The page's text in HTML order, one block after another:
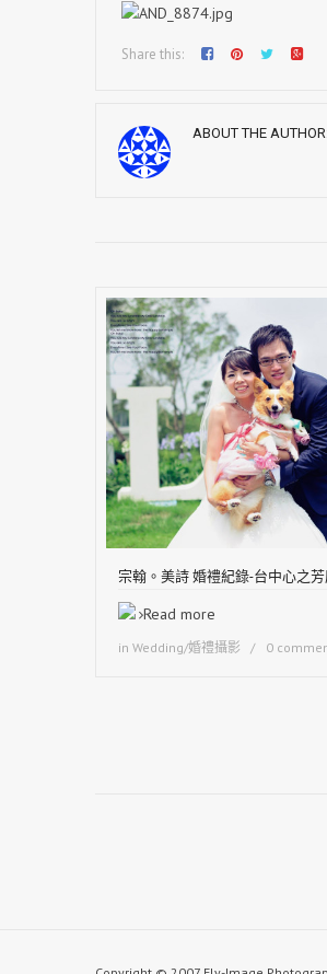
Share this:
ABOUT THE
宗翰。美詩 婚禮紀錄-台中心之
Read more
in Wedding/婚禮攝影 0